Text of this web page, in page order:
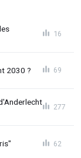
16
2030 ? 69
277
62